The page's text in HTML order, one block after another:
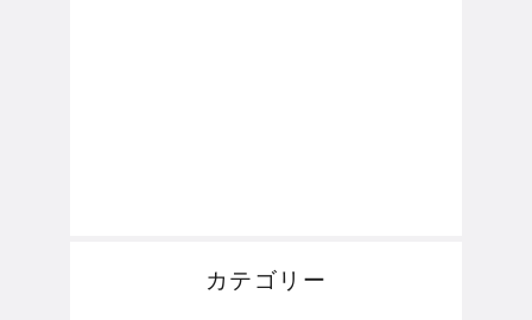
カテゴリー